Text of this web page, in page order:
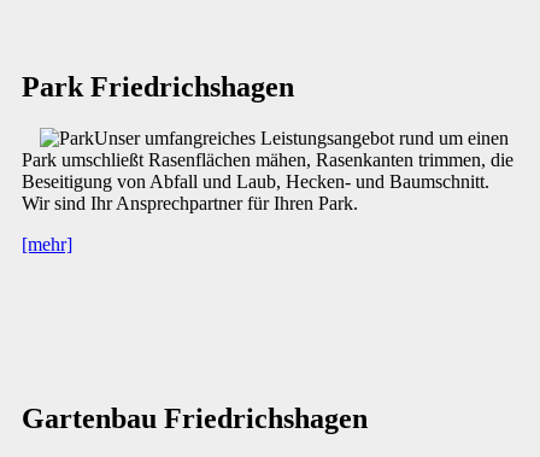
Park Friedrichshagen
Unser umfangreiches Leistungsangebot rund um einen
Park umschließt Rasenflächen mähen, Rasenkanten trimmen, die
Beseitigung von Abfall und Laub, Hecken- und Baumschnitt.
Wir sind Ihr Ansprechpartner für Ihren Park.
[mehr]
Gartenbau Friedrichshagen